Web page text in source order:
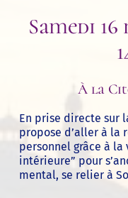
Samedi
À la
En prise directe sur
propose d’aller à la
personnel grâce à la
intérieure” pour
mental, se relier à